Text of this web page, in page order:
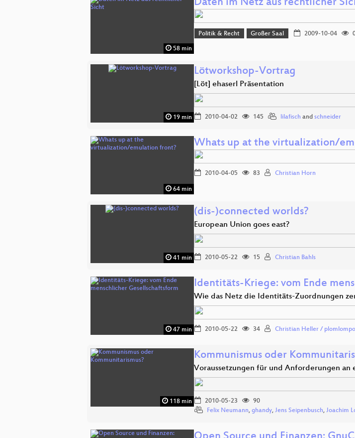
58 min
Daten im Netz aus rechtlicher
Politik & Recht Großer Saal 2009-10-04
19 min
Lötworkshop-Vortrag
[Löt] ehaserl Präsentation
2010-04-02 145 lilafisch and schneider
64 min
Whats up at the virtualization/
2010-04-05 83 Christian Horn
41 min
(dis-)connected worlds?
European Union goes east?
2010-05-22 15 Christian Bahls
47 min
Identitäts-Kriege: vom Ende
Wie das Netz die Identitäts-Zuordnungen
2010-05-22 34 Christian Heller /
118 min
Kommunismus oder
Voraussetzungen für und Anforderungen an
2010-05-23
90
Felix Neumann, ghandy, Jens Seipenbusch, Joachim